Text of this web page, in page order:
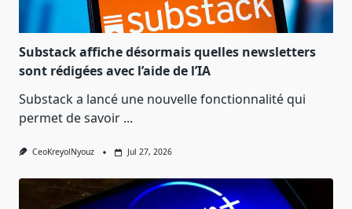
Substack affiche désormais quelles newsletters
sont rédigées avec l’aide de l’IA
Substack a lancé une nouvelle fonctionnalité qui
permet de savoir ...
CeoKreyolNyouz Jul 27, 2026